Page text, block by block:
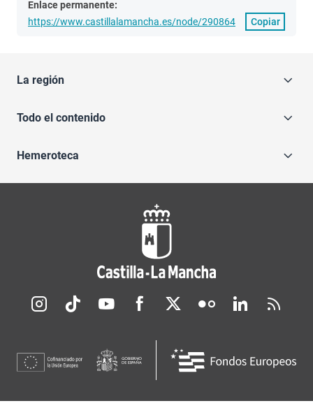
Enlace permanente:
https://www.castillalamancha.es/node/290864
Copiar
La región
Todo el contenido
Hemeroteca
Redes sociales JCCM